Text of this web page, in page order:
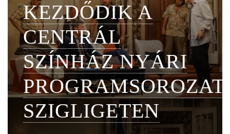
KEZDŐDIK A
CENTRÁL
SZÍNHÁZ NYÁRI
SZIGLIGETEN